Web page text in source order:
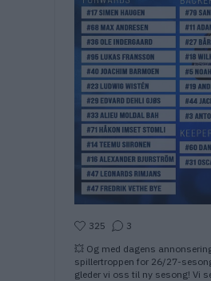
325 3
💥 Og med dagens
spillertroppen for 26/27-
gleder vi oss til ny sesong! Vi